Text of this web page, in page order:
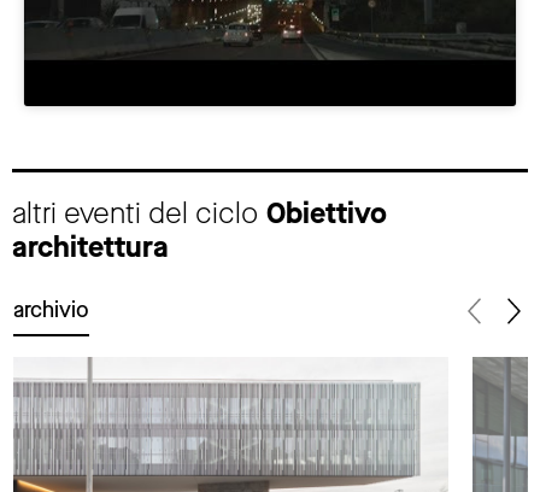
altri eventi del ciclo Obiettivo
architettura
archivio